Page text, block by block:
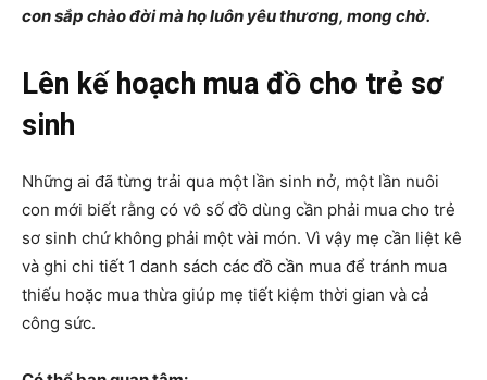
con sắp chào đời mà họ luôn yêu thương, mong chờ.
Lên kế hoạch mua đồ cho trẻ sơ
sinh
Những ai đã từng trải qua một lần sinh nở, một lần nuôi
con mới biết rằng có vô số đồ dùng cần phải mua cho trẻ
sơ sinh chứ không phải một vài món. Vì vậy mẹ cần liệt kê
và ghi chi tiết 1 danh sách các đồ cần mua để tránh mua
thiếu hoặc mua thừa giúp mẹ tiết kiệm thời gian và cả
công sức.